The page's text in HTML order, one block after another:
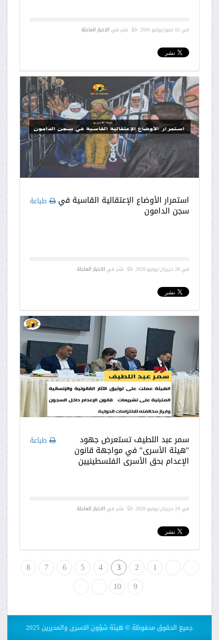
في02 تموز/يوليو 2026 . نشر في الاخبار العاجلة
طباعة استمرار الأوضاع الإعتقالية القاسية في
سجن الدامون
في28 حزيران/يونيو 2026 . نشر في الاخبار العاجلة
طباعة سمر عبد اللطيف تستعرض جهود
"هيئة الأسرى" في مواجهة قانون
الإعدام بحق الأسرى الفلسطينيين
في24 حزيران/يونيو 2026 . نشر في الاخبار العاجلة
1
2
3
4
5
6
7
8
9
10
» النهاية
جميع الحقوق محفوظة © هيئة شؤون الاسرى والمحررين 2025